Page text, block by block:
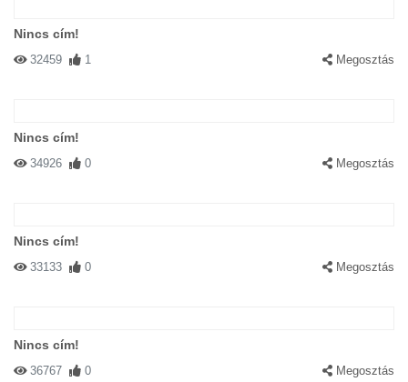
Nincs cím!
32459 1 Megosztás
Nincs cím!
34926 0 Megosztás
Nincs cím!
33133 0 Megosztás
Nincs cím!
36767 0 Megosztás